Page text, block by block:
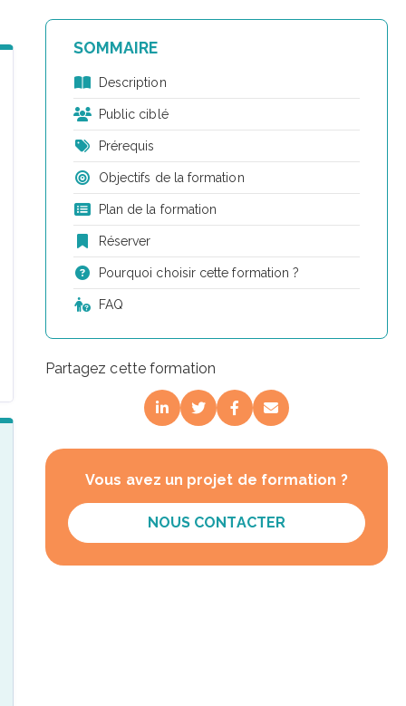
SOMMAIRE
Description
Public ciblé
Prérequis
Objectifs de la formation
Plan de la formation
Réserver
Pourquoi choisir cette formation ?
FAQ
Partagez cette formation
Vous avez un projet de formation ?
NOUS CONTACTER